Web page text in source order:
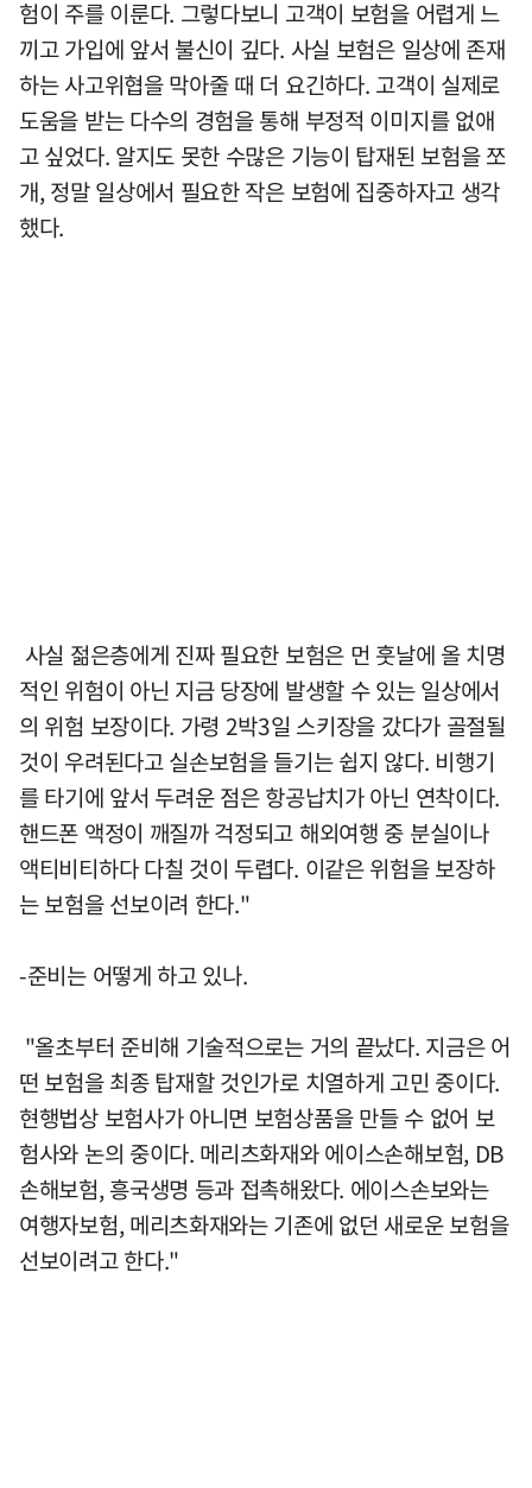
험이 주를 이룬다. 그렇다보니 고객이 보험을 어렵게 느
끼고 가입에 앞서 불신이 깊다. 사실 보험은 일상에 존재
하는 사고위협을 막아줄 때 더 요긴하다. 고객이 실제로
도움을 받는 다수의 경험을 통해 부정적 이미지를 없애
고 싶었다. 알지도 못한 수많은 기능이 탑재된 보험을 쪼
개, 정말 일상에서 필요한 작은 보험에 집중하자고 생각
했다.
사실 젊은층에게 진짜 필요한 보험은 먼 훗날에 올 치명
적인 위험이 아닌 지금 당장에 발생할 수 있는 일상에서
의 위험 보장이다. 가령 2박3일 스키장을 갔다가 골절될
것이 우려된다고 실손보험을 들기는 쉽지 않다. 비행기
를 타기에 앞서 두려운 점은 항공납치가 아닌 연착이다.
핸드폰 액정이 깨질까 걱정되고 해외여행 중 분실이나
액티비티하다 다칠 것이 두렵다. 이같은 위험을 보장하
는 보험을 선보이려 한다."
-준비는 어떻게 하고 있나.
"올초부터 준비해 기술적으로는 거의 끝났다. 지금은 어
떤 보험을 최종 탑재할 것인가로 치열하게 고민 중이다.
현행법상 보험사가 아니면 보험상품을 만들 수 없어 보
험사와 논의 중이다. 메리츠화재와 에이스손해보험, DB
손해보험, 흥국생명 등과 접촉해왔다. 에이스손보와는
여행자보험, 메리츠화재와는 기존에 없던 새로운 보험을
선보이려고 한다."